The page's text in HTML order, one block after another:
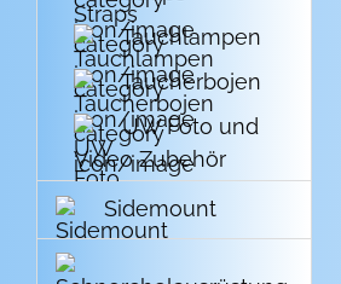
Tauchlampen
Taucherbojen
UW Foto und
Video Zubehör
Sidemount